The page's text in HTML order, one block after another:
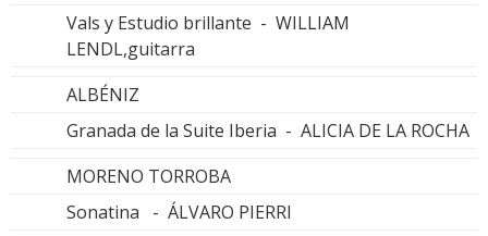
Vals y Estudio brillante - WILLIAM
LENDL,guitarra
ALBÉNIZ
Granada de la Suite Iberia - ALICIA DE LA ROCHA
MORENO TORROBA
Sonatina - ÁLVARO PIERRI